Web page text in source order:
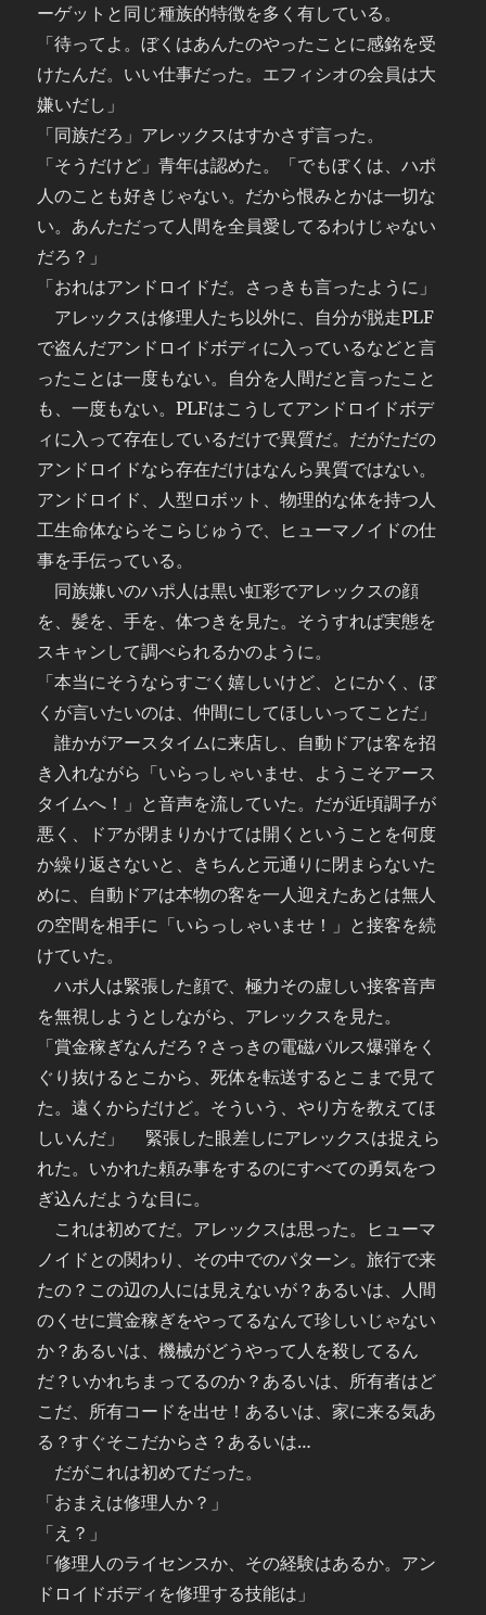
ーゲットと同じ種族的特徴を多く有している。
「待ってよ。ぼくはあんたのやったことに感銘を受
けたんだ。いい仕事だった。エフィシオの会員は大
嫌いだし」
「同族だろ」アレックスはすかさず言った。
「そうだけど」青年は認めた。「でもぼくは、ハポ
人のことも好きじゃない。だから恨みとかは一切な
い。あんただって人間を全員愛してるわけじゃない
だろ？」
「おれはアンドロイドだ。さっきも言ったように」
アレックスは修理人たち以外に、自分が脱走PLF
で盗んだアンドロイドボディに入っているなどと言
ったことは一度もない。自分を人間だと言ったこと
も、一度もない。PLFはこうしてアンドロイドボデ
ィに入って存在しているだけで異質だ。だがただの
アンドロイドなら存在だけはなんら異質ではない。
アンドロイド、人型ロボット、物理的な体を持つ人
工生命体ならそこらじゅうで、ヒューマノイドの仕
事を手伝っている。
同族嫌いのハポ人は黒い虹彩でアレックスの顔
を、髪を、手を、体つきを見た。そうすれば実態を
スキャンして調べられるかのように。
「本当にそうならすごく嬉しいけど、とにかく、ぼ
くが言いたいのは、仲間にしてほしいってことだ」
誰かがアースタイムに来店し、自動ドアは客を招
き入れながら「いらっしゃいませ、ようこそアース
タイムへ！」と音声を流していた。だが近頃調子が
悪く、ドアが閉まりかけては開くということを何度
か繰り返さないと、きちんと元通りに閉まらないた
めに、自動ドアは本物の客を一人迎えたあとは無人
の空間を相手に「いらっしゃいませ！」と接客を続
けていた。
ハポ人は緊張した顔で、極力その虚しい接客音声
を無視しようとしながら、アレックスを見た。
「賞金稼ぎなんだろ？さっきの電磁パルス爆弾をく
ぐり抜けるとこから、死体を転送するとこまで見て
た。遠くからだけど。そういう、やり方を教えてほ
しいんだ」 緊張した眼差しにアレックスは捉えら
れた。いかれた頼み事をするのにすべての勇気をつ
ぎ込んだような目に。
これは初めてだ。アレックスは思った。ヒューマ
ノイドとの関わり、その中でのパターン。旅行で来
たの？この辺の人には見えないが？あるいは、人間
のくせに賞金稼ぎをやってるなんて珍しいじゃない
か？あるいは、機械がどうやって人を殺してるん
だ？いかれちまってるのか？あるいは、所有者はど
こだ、所有コードを出せ！あるいは、家に来る気あ
る？すぐそこだからさ？あるいは…
だがこれは初めてだった。
「おまえは修理人か？」
「え？」
「修理人のライセンスか、その経験はあるか。アン
ドロイドボディを修理する技能は」